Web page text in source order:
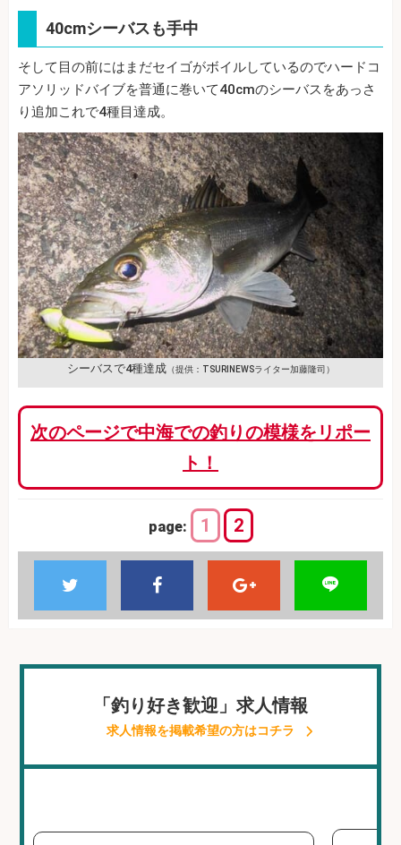
40cmシーバスも手中
そして目の前にはまだセイゴがボイルしているのでハードコ
アソリッドバイブを普通に巻いて40cmのシーバスをあっさ
り追加これで4種目達成。
シーバスで4種達成（提供：TSURINEWSライター加藤隆司）
次のページで中海での釣りの模様をリポー
ト！
page: 1 2
「釣り好き歓迎」求人情報
求人情報を掲載希望の方はコチラ